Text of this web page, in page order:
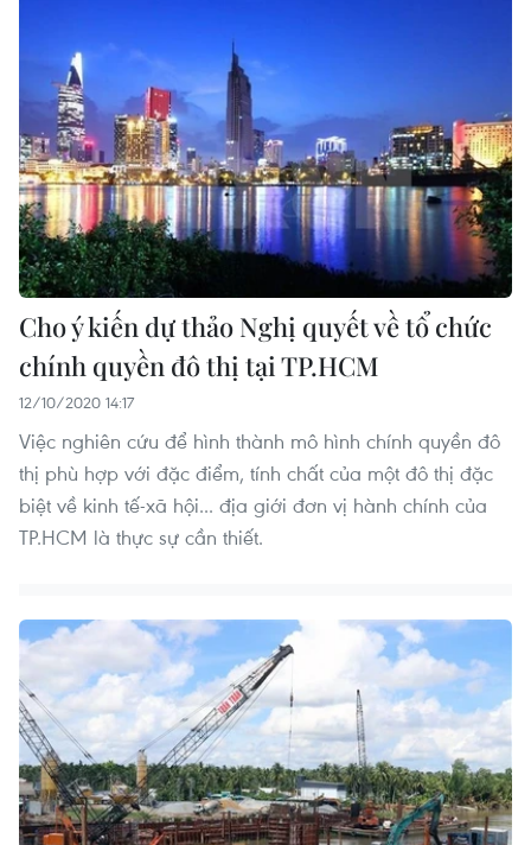
Cho ý kiến dự thảo Nghị quyết về tổ chức
chính quyền đô thị tại TP.HCM
12/10/2020 14:17
Việc nghiên cứu để hình thành mô hình chính quyền đô
thị phù hợp với đặc điểm, tính chất của một đô thị đặc
biệt về kinh tế-xã hội... địa giới đơn vị hành chính của
TP.HCM là thực sự cần thiết.